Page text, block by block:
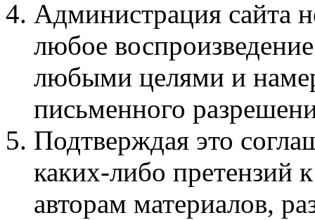
Администрация сайта
любое
любыми целями и
письменного
Подтверждая это
каких-либо претензий
авторам материалов,